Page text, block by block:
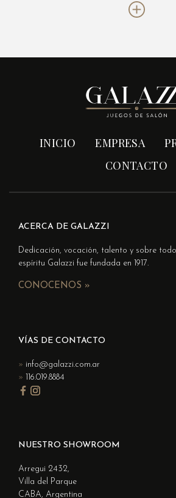
INICIO EMPRESA
CONTACTO
ACERCA DE GALAZZI
Dedicación, vocación, talento y sobre
espíritu Galazzi fue fundada en 1917.
CONOCENOS »
VÍAS DE CONTACTO
info@galazzi.com.ar
116.019.8884
NUESTRO SHOWROOM
Arregui 2432,
Villa del Parque
CABA, Argentina